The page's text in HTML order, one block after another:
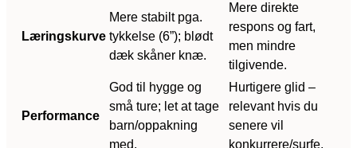
Læringskurve
Mere stabilt pga.
tykkelse (6”); blødt
dæk skåner knæ.
Mere direkte
respons og fart,
men mindre
tilgivende.
Performance
God til hygge og
små ture; let at tage
barn/oppakning
med.
Hurtigere glid –
relevant hvis du
senere vil
konkurrere/surfe.